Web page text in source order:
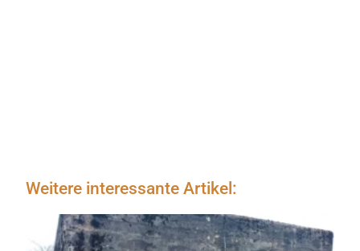
Weitere interessante Artikel: